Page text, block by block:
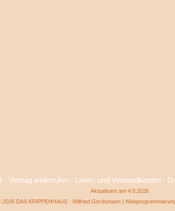
· Vertrag widerrufen · Liefer- und Versandkosten ·
Aktualisiert am 4.8.2026
2026 DAS KRIPPENHAUS · Wilfried Gerdsmann |